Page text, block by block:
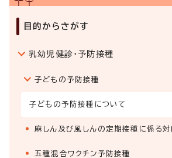
目的からさがす
乳幼児健診・予防接種
子どもの予防接種
子どもの予防接種について
麻しん及び風しんの定期接種に係る対
五種混合ワクチン予防接種